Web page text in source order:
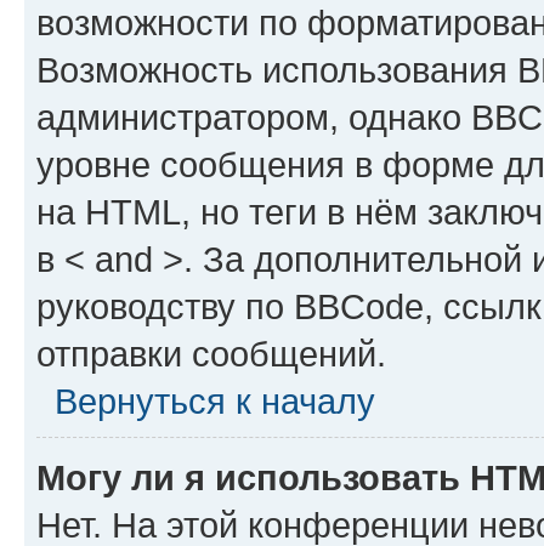
возможности по
Возможность использования
администратором, однако
уровне сообщения в форме
на HTML, но теги в нём
в < and >. За
руководству по BBCode,
отправки сообщений.
Вернуться к началу
Могу ли я использовать
Нет. На этой конференции